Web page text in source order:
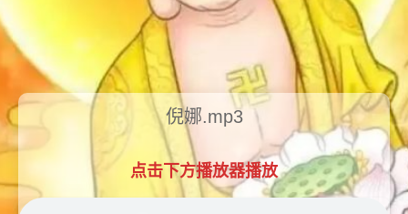
倪娜.mp3
点击下方播放器播放